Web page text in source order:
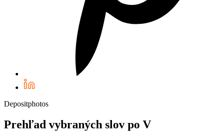
Depositphotos
Prehľad vybraných slov po V